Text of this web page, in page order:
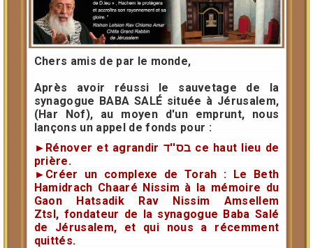
Chers amis de par le monde,
Après avoir réussi le sauvetage de la
synagogue BABA SALÉ située à Jérusalem,
(Har Nof), au moyen d'un emprunt, nous
lançons un appel de fonds pour :
►Rénover et agrandir בס''ד ce haut lieu de
prière.
►Créer un complexe de Torah : Le Beth
Hamidrach Chaaré Nissim à la mémoire du
Gaon Hatsadik Rav Nissim Amsellem
Ztsl, fondateur de la synagogue Baba Salé
de Jérusalem, et qui nous a récemment
quittés.